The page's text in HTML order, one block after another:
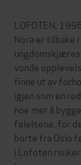
LOFOTEN,
Nora er tilbake
vonde
finne ut av
igjen som en
noe mer å
følelsene, for
borte fra Oslo
i Lofoten